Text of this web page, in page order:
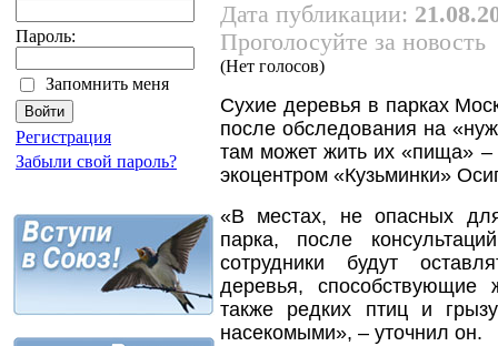
Пароль:
Запомнить меня
Регистрация
Забыли свой пароль?
Дата публикации:
Проголосуйте за новость
(Нет голосов)
Сухие деревья в парках
после обследования на
там может жить их «пища»
экоцентром «Кузьминки»
«В местах, не опасных
парка, после
сотрудники будут
деревья, способствующие
также редких птиц и
насекомыми», – уточнил он.